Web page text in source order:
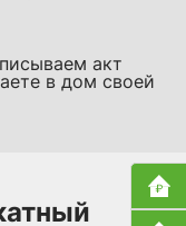
акт
в дом своей